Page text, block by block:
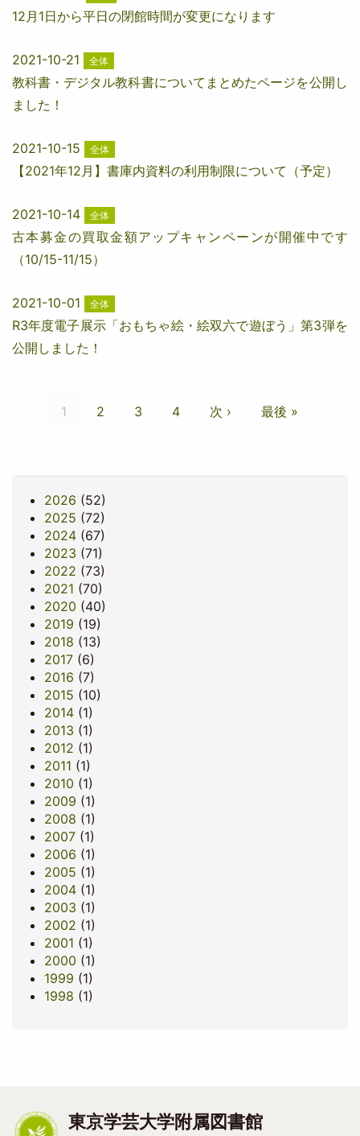
12月1日から平日の閉館時間が変更になります
2021-10-21 全体
教科書・デジタル教科書についてまとめたページを公開し
ました！
2021-10-15 全体
【2021年12月】書庫内資料の利用制限について（予定）
2021-10-14 全体
古本募金の買取金額アップキャンペーンが開催中です
（10/15-11/15）
2021-10-01 全体
R3年度電子展示「おもちゃ絵・絵双六で遊ぼう」第3弾を
公開しました！
カ
ー
ジ
1
ペ
2
ペ
3
ペ
4
次
次 ›
最
最後 »
2026 (52)
2025 (72)
2024(67)
2023 (71)
2022 (73)
2021 (70)
2020 (40)
2019 (19)
2018 (13)
2017(6)
2016 (7)
2015 (10)
2014(1)
2013 (1)
2012 (1)
2011 (1)
2010 (1)
2009 (1)
2008 (1)
2007(1)
2006 (1)
2005 (1)
2004(1)
2003 (1)
2002 (1)
2001 (1)
2000 (1)
1999 (1)
1998 (1)
東京学芸大学附属図書館